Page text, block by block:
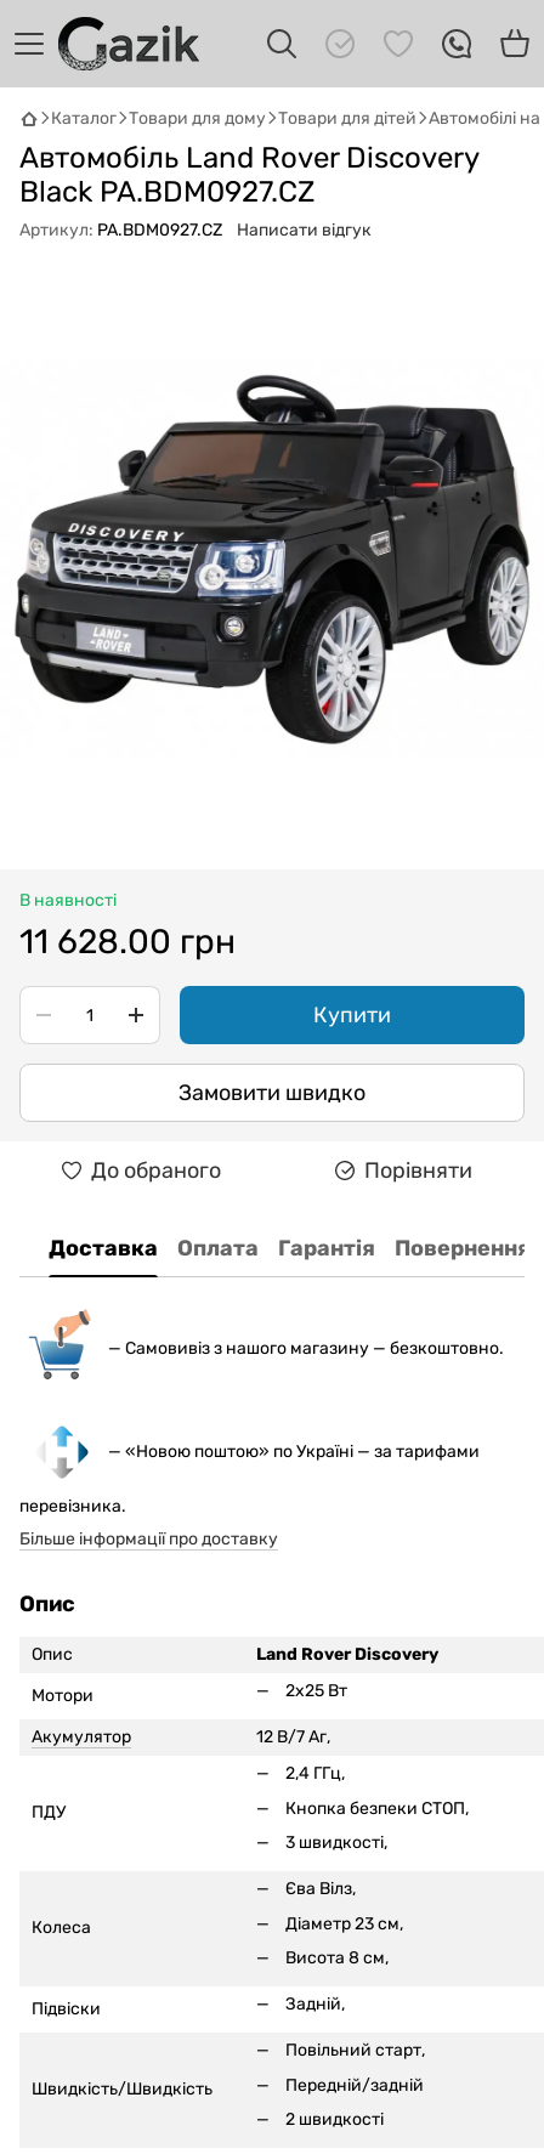
Каталог Товари для дому Товари для дітей Автомобілі
Автомобіль Land Rover Discovery
Black PA.BDM0927.CZ
Артикул: PA.BDM0927.CZ Написати відгук
В наявності
11 628.00 грн
Купити
Замовити швидко
До обраного Порівняти
Доставка Оплата Гарантія Повернення
— Самовивіз з нашого магазину — безкоштовно.
— «Новою поштою» по Україні — за тарифами
перевізника.
Більше інформації про доставку
Опис
Опис
Land Rover Discovery
Мотори
2x25 Вт
Акумулятор 12 В/7 Аг,
ПДУ
2,4 ГГц,
Кнопка безпеки СТОП,
3 швидкості,
Колеса
Єва Вілз,
Діаметр 23 см,
Висота 8 см,
Підвіски Задній,
Швидкість/Швидкість
Повільний старт,
Передній/задній
2 швидкості
GAZIKAI
Привіт! 👋 Я Gazik AI — допоможу